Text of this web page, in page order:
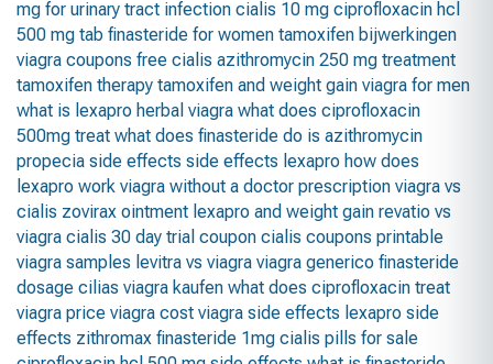
mg for urinary tract infection cialis 10 mg ciprofloxacin hcl
500 mg tab finasteride for women tamoxifen bijwerkingen
viagra coupons free cialis azithromycin 250 mg treatment
tamoxifen therapy tamoxifen and weight gain viagra for men
what is lexapro herbal viagra what does ciprofloxacin
500mg treat what does finasteride do is azithromycin
propecia side effects side effects lexapro how does
lexapro work viagra without a doctor prescription viagra vs
cialis zovirax ointment lexapro and weight gain revatio vs
viagra cialis 30 day trial coupon cialis coupons printable
viagra samples levitra vs viagra viagra generico finasteride
dosage cilias viagra kaufen what does ciprofloxacin treat
viagra price viagra cost viagra side effects lexapro side
effects zithromax finasteride 1mg cialis pills for sale